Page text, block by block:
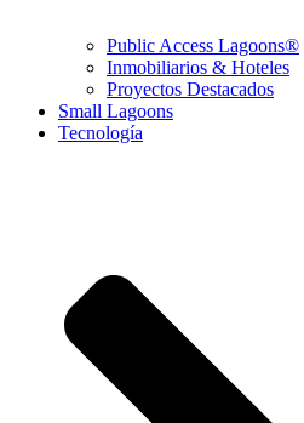
Public Access Lagoons®
Inmobiliarios & Hoteles
Proyectos Destacados
Small Lagoons
Tecnología